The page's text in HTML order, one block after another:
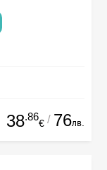
38.86
€ / 76лв.